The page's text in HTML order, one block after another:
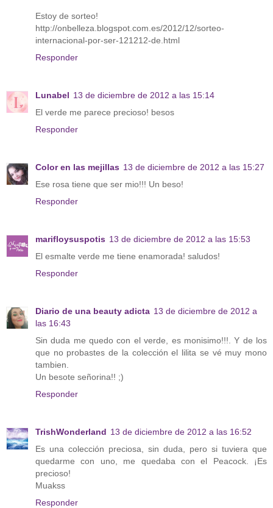
Estoy de sorteo!
http://onbelleza.blogspot.com.es/2012/12/sorteo-
internacional-por-ser-121212-de.html
Responder
Lunabel 13 de diciembre de 2012 a las 15:14
El verde me parece precioso! besos
Responder
Color en las mejillas 13 de diciembre de 2012 a las 15:27
Ese rosa tiene que ser mio!!! Un beso!
Responder
marifloysuspotis 13 de diciembre de 2012 a las 15:53
El esmalte verde me tiene enamorada! saludos!
Responder
Diario de una beauty adicta 13 de diciembre de 2012 a
las 16:43
Sin duda me quedo con el verde, es monisimo!!!. Y de los
que no probastes de la colección el lilita se vé muy mono
tambien.
Un besote señorina!! ;)
Responder
TrishWonderland 13 de diciembre de 2012 a las 16:52
Es una colección preciosa, sin duda, pero si tuviera que
quedarme con uno, me quedaba con el Peacock. ¡Es
precioso!
Muakss
Responder